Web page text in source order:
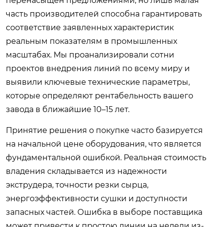
часть производителей способна гарантировать
соответствие заявленных характеристик
реальным показателям в промышленных
масштабах. Мы проанализировали сотни
проектов внедрения линий по всему миру и
выявили ключевые технические параметры,
которые определяют рентабельность вашего
завода в ближайшие 10–15 лет.
Принятие решения о покупке часто базируется
на начальной цене оборудования, что является
фундаментальной ошибкой. Реальная стоимость
владения складывается из надежности
экструдера, точности резки сырца,
энергоэффективности сушки и доступности
запасных частей. Ошибка в выборе поставщика